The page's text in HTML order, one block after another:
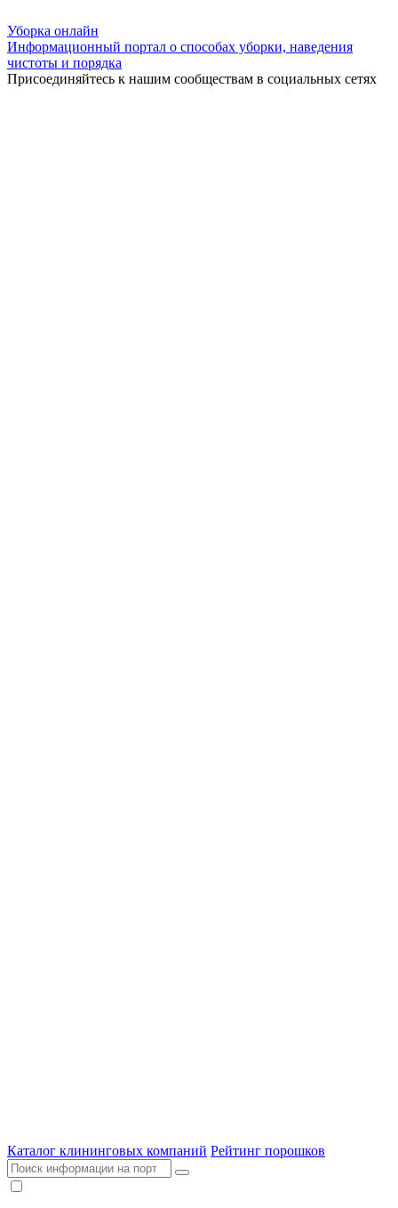
Уборка онлайн
Информационный портал о способах уборки, наведения
чистоты и порядка
Присоединяйтесь к нашим сообществам в социальных сетях
Каталог клининговых компаний Рейтинг порошков